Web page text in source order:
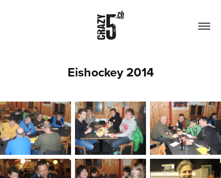
Eishockey 2014